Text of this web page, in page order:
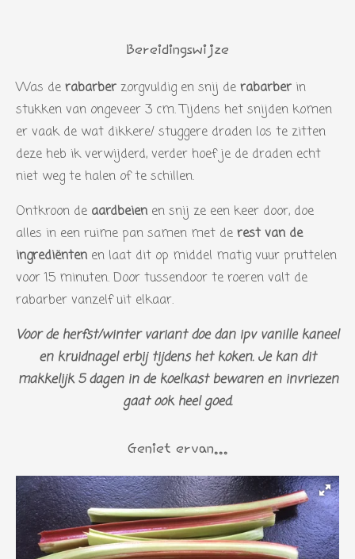
:
0
s
t
e
r
e
n
r
r
e
n
r
r
e
n
r
r
e
n
r
r
e
n
Bereidingswijze
Was de rabarber zorgvuldig en snij de rabarber in
stukken van ongeveer 3 cm. Tijdens het snijden komen
er vaak de wat dikkere/ stuggere draden los te zitten
deze heb ik verwijderd, verder hoef je de draden echt
niet weg te halen of te schillen.
Ontkroon de aardbeien en snij ze een keer door, doe
alles in een ruime pan samen met de rest van de
ingrediënten en laat dit op middel matig vuur pruttelen
voor 15 minuten. Door tussendoor te roeren valt de
rabarber vanzelf uit elkaar.
Voor de herfst/winter variant doe dan ipv vanille kaneel
en kruidnagel erbij tijdens het koken. Je kan dit
makkelijk 5 dagen in de koelkast bewaren en invriezen
gaat ook heel goed.
Geniet ervan...